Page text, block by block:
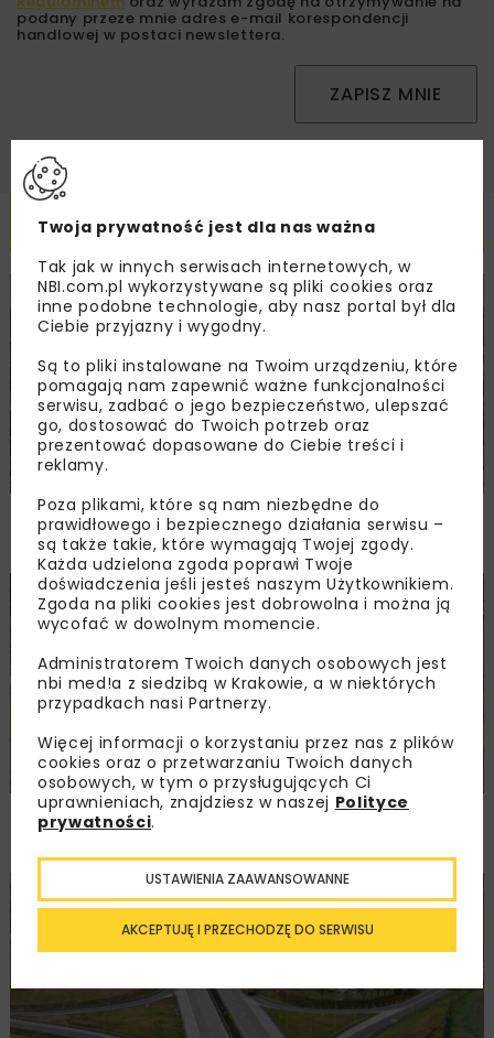
podany przeze mnie adres e-mail korespondencji
handlowej w postaci newslettera.
ZAPISZ MNIE
Powiązane artykuły
KOLEJ WIADOMOŚCI INWESTYCJE
PKP PLK ogłosiły przetarg na odcinek Gdów
– Szczyrzyc projektu Podłęże–Piekiełko
DROGI INWESTYCJE WIADOMOŚCI
Rozbudowa DW450 między Mirkowem
a Wieruszowem z dofinansowaniem UE
DROGI INWESTYCJE WIADOMOŚCI
Twoja prywatność jest dla nas ważna
Tak jak w innych serwisach internetowych, w
NBI.com.pl wykorzystywane są pliki cookies oraz
inne podobne technologie, aby nasz portal był dla
Ciebie przyjazny i wygodny.
Są to pliki instalowane na Twoim urządzeniu, które
pomagają nam zapewnić ważne funkcjonalności
serwisu, zadbać o jego bezpieczeństwo, ulepszać
go, dostosować do Twoich potrzeb oraz
prezentować dopasowane do Ciebie treści i
reklamy.
Poza plikami, które są nam niezbędne do
prawidłowego i bezpiecznego działania serwisu –
są także takie, które wymagają Twojej zgody.
Każda udzielona zgoda poprawi Twoje
doświadczenia jeśli jesteś naszym Użytkownikiem.
Zgoda na pliki cookies jest dobrowolna i można ją
wycofać w dowolnym momencie.
Administratorem Twoich danych osobowych jest
nbi med!a z siedzibą w Krakowie, a w niektórych
przypadkach nasi Partnerzy.
Więcej informacji o korzystaniu przez nas z plików
cookies oraz o przetwarzaniu Twoich danych
osobowych, w tym o przysługujących Ci
uprawnieniach, znajdziesz w naszej Polityce
prywatności.
AKCEPTUJĘ I PRZECHODZĘ DO SERWISU
USTAWIENIA ZAAWANSOWANNE